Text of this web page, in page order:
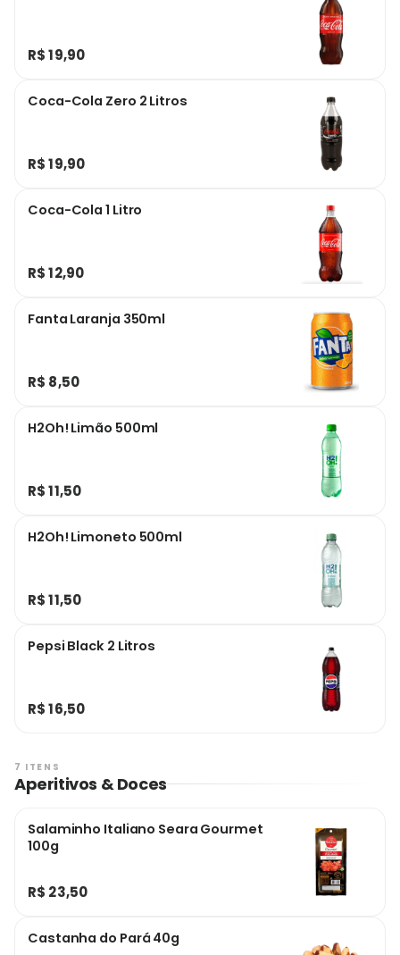
R$ 19,90
Coca-Cola Zero 2 Litros
R$ 19,90
Coca-Cola 1 Litro
R$ 12,90
Fanta Laranja 350ml
R$ 8,50
H2Oh! Limão 500ml
R$ 11,50
H2Oh! Limoneto 500ml
R$ 11,50
Pepsi Black 2 Litros
R$ 16,50
7 ITENS
Aperitivos & Doces
Salaminho Italiano Seara Gourmet
100g
R$ 23,50
Castanha do Pará 40g